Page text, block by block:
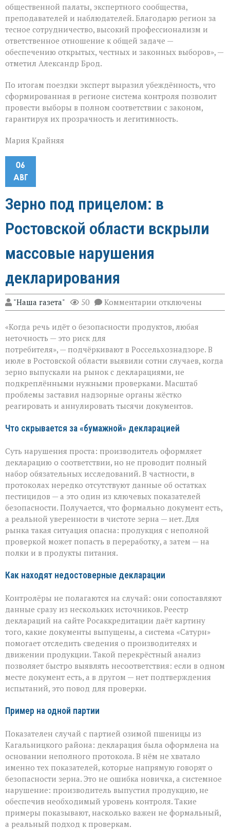
общественной палаты, экспертного сообщества,
преподавателей и наблюдателей. Благодарю регион за
тесное сотрудничество, высокий профессионализм и
ответственное отношение к общей задаче —
обеспечению открытых, честных и законных выборов», —
отметил Александр Брод.
По итогам поездки эксперт выразил убеждённость, что
сформированная в регионе система контроля позволит
провести выборы в полном соответствии с законом,
гарантируя их прозрачность и легитимность.
Мария Крайняя
06
АВГ
Зерно под прицелом: в
Ростовской области вскрыли
массовые нарушения
декларирования
"Наша газета" 50 Комментарии к
записи
под
Ростовской
области
вскрыли
массовые
нарушения
декларирования
отключены
«Когда речь идёт о безопасности продуктов, любая
неточность — это риск для
потребителя», — подчёркивают в Россельхознадзоре. В
июле в Ростовской области выявили сотни случаев, когда
зерно выпускали на рынок с декларациями, не
подкреплёнными нужными проверками. Масштаб
проблемы заставил надзорные органы жёстко
реагировать и аннулировать тысячи документов.
Что скрывается за «бумажной» декларацией
Суть нарушения проста: производитель оформляет
декларацию о соответствии, но не проводит полный
набор обязательных исследований. В частности, в
протоколах нередко отсутствуют данные об остатках
пестицидов — а это один из ключевых показателей
безопасности. Получается, что формально документ есть,
а реальной уверенности в чистоте зерна — нет. Для
рынка такая ситуация опасна: продукция с неполной
проверкой может попасть в переработку, а затем — на
полки и в продукты питания.
Как находят недостоверные декларации
Контролёры не полагаются на случай: они сопоставляют
данные сразу из нескольких источников. Реестр
деклараций на сайте Росаккредитации даёт картину
того, какие документы выпущены, а система «Сатурн»
помогает отследить сведения о производителях и
движении продукции. Такой перекрёстный анализ
позволяет быстро выявлять несоответствия: если в одном
месте документ есть, а в другом — нет подтверждения
испытаний, это повод для проверки.
Пример на одной партии
Показателен случай с партией озимой пшеницы из
Кагальницкого района: декларация была оформлена на
основании неполного протокола. В нём не хватало
именно тех показателей, которые напрямую говорят о
безопасности зерна. Это не ошибка новичка, а системное
нарушение: производитель выпустил продукцию, не
обеспечив необходимый уровень контроля. Такие
примеры показывают, насколько важен не формальный,
а реальный подход к проверкам.